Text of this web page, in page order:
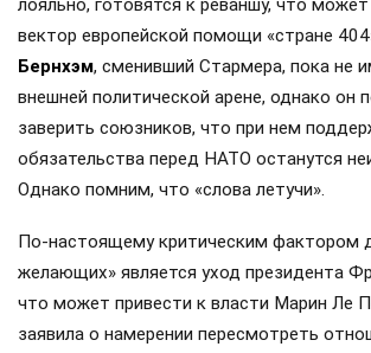
лояльно, готовятся к реваншу, что
вектор европейской помощи «стране
Бернхэм, сменивший Стармера, пока не
внешней политической арене, однако он
заверить союзников, что при нем
обязательства перед НАТО останутся
Однако помним, что «слова летучи».
По-настоящему критическим фактором
желающих» является уход президента
что может привести к власти Марин Ле
заявила о намерении пересмотреть